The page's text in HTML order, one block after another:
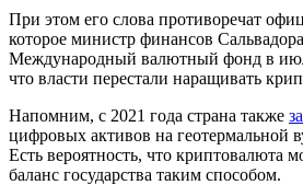
При этом его слова противоречат
которое министр финансов Сальвадора
Международный валютный фонд в
что власти перестали наращивать
Напомним, с 2021 года страна также
цифровых активов на геотермальной
Есть вероятность, что криптовалюта
баланс государства таким способом.